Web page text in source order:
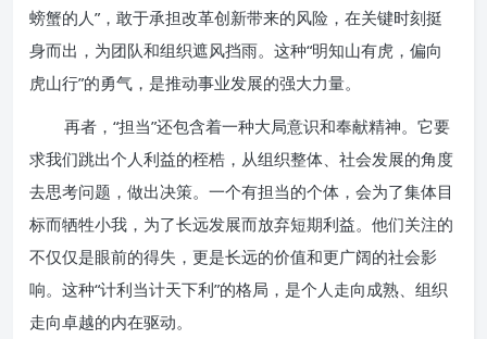
螃蟹的人”，敢于承担改革创新带来的风险，在关键时刻挺
身而出，为团队和组织遮风挡雨。这种“明知山有虎，偏向
虎山行”的勇气，是推动事业发展的强大力量。
再者，“担当”还包含着一种大局意识和奉献精神。它要
求我们跳出个人利益的桎梏，从组织整体、社会发展的角度
去思考问题，做出决策。一个有担当的个体，会为了集体目
标而牺牲小我，为了长远发展而放弃短期利益。他们关注的
不仅仅是眼前的得失，更是长远的价值和更广阔的社会影
响。这种“计利当计天下利”的格局，是个人走向成熟、组织
走向卓越的内在驱动。